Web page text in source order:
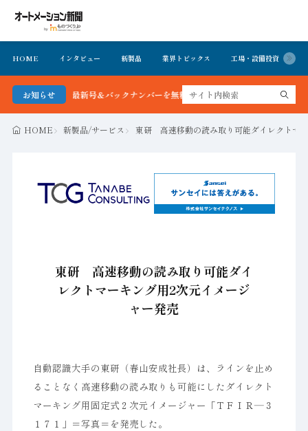
HOME インタビュー 新製品 業界トピックス 工場・設備投資
お知らせ
ン新聞 最新号＆バックナンバーを無料で公開中 詳細はこちら
HOME 新製品/サービス 東研 高速移動の読み取り可能ダイレクトマ
東研 高速移動の読み取り可能ダイ
レクトマーキング用2次元イメージ
ャー発売
自動認識大手の東研（春山安成社長）は、ラインを止め
ることなく高速移動の読み取りも可能にしたダイレクト
マーキング用固定式２次元イメージャー「ＴＦＩＲ―３
１７１」＝写真＝を発売した。